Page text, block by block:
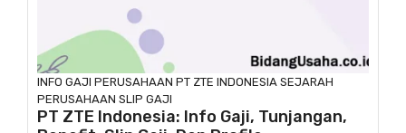
INFO GAJI PERUSAHAAN PT ZTE INDONESIA SEJARAH
PERUSAHAAN SLIP GAJI
PT ZTE Indonesia: Info Gaji, Tunjangan,